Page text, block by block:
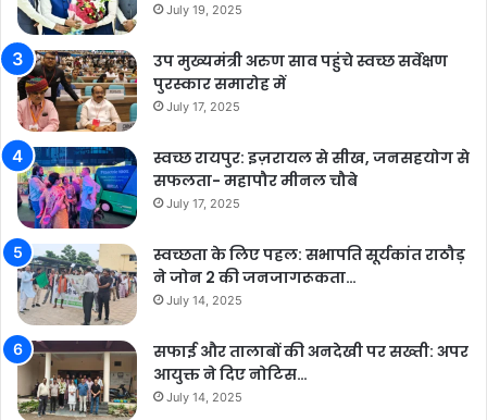
July 19, 2025
उप मुख्यमंत्री अरुण साव पहुंचे स्वच्छ सर्वेक्षण
पुरस्कार समारोह में
July 17, 2025
स्वच्छ रायपुर: इज़रायल से सीख, जनसहयोग से
सफलता- महापौर मीनल चौबे
July 17, 2025
स्वच्छता के लिए पहल: सभापति सूर्यकांत राठौड़
ने जोन 2 की जनजागरूकता…
July 14, 2025
सफाई और तालाबों की अनदेखी पर सख्ती: अपर
आयुक्त ने दिए नोटिस…
July 14, 2025